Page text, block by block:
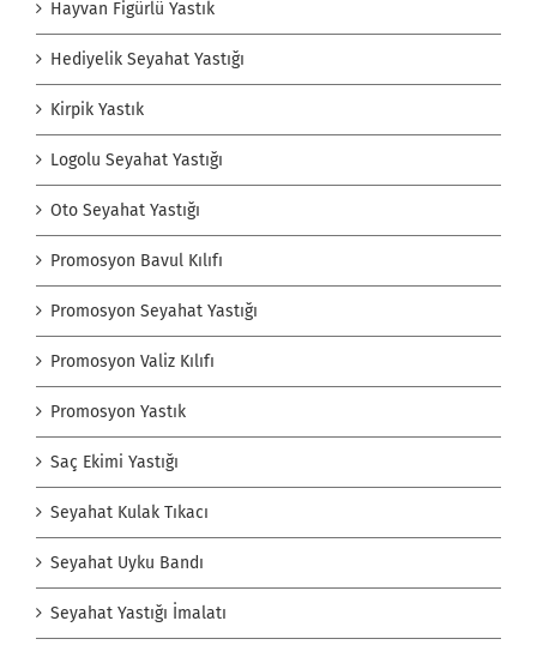
Hayvan Figürlü Yastık
Hediyelik Seyahat Yastığı
Kirpik Yastık
Logolu Seyahat Yastığı
Oto Seyahat Yastığı
Promosyon Bavul Kılıfı
Promosyon Seyahat Yastığı
Promosyon Valiz Kılıfı
Promosyon Yastık
Saç Ekimi Yastığı
Seyahat Kulak Tıkacı
Seyahat Uyku Bandı
Seyahat Yastığı İmalatı